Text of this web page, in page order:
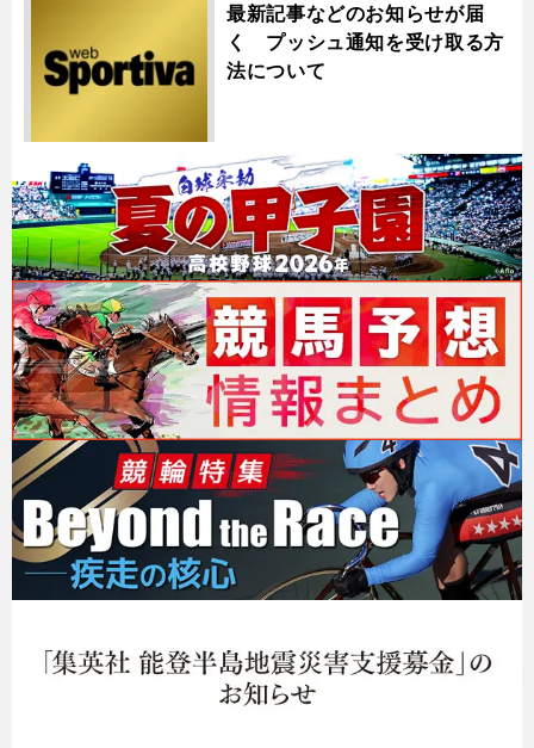
最新記事などのお知らせが届
く プッシュ通知を受け取る方
法について